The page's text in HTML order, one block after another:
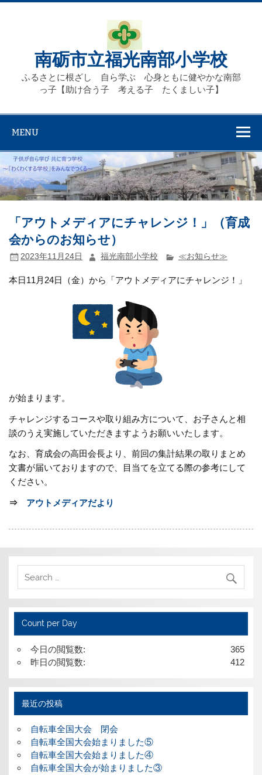
Skip
南砺市立福光南部小学校
ふるさとに根ざし 自ら学ぶ 心身ともに健やかな南部
っ子【助け合う子 考える子 たくましい子】
MENU
「アウトメディアにチャレンジ！」（育成
会からのお知らせ）
2023年11月24日 福光南部小学校 ≪お知らせ≫
本日11月24日（金）から「アウトメディアにチャレンジ！」
が始まります。
チャレンジするコースや取り組み方について、お子さんと相
談のうえ実施していただきますようお願いいたします。
なお、育成会の高田会長より、前回の集計結果の取りまとめ
文書が届いておりますので、目当てを立てる際の参考にして
ください。
⇒ アウトメディアだより
Count per Day
365
今日の閲覧数:
412
昨日の閲覧数:
最近の投稿
自転車全国大会 閉会
自転車全国大会始まりました⑤
自転車全国大会始まりました④
自転車全国大会が始まりました③